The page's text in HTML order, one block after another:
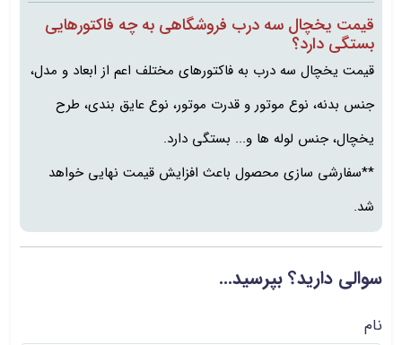
قیمت یخچال سه درب فروشگاهی به چه فاکتورهایی
بستگی دارد؟
قیمت یخچال سه درب به فاکتورهای مختلف اعم از ابعاد و مدل،
جنس بدنه، نوع موتور و قدرت موتور، نوع عایق بندی، طرح
یخچال، جنس لوله ها و... بستگی دارد.
**سفارشی سازی محصول باعث افزایش قیمت نهایی خواهد
شد.
سوالی دارید؟ بپرسید...
نام